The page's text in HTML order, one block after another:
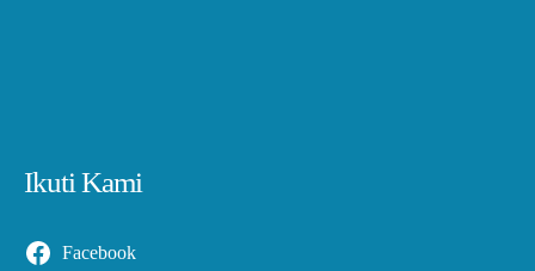
Ikuti Kami
Facebook